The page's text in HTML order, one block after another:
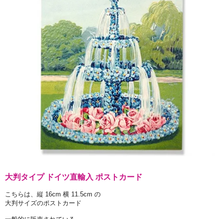
大判タイプ ドイツ直輸入 ポストカード
こちらは、縦 16cm 横 11.5cm の
大判サイズのポストカード